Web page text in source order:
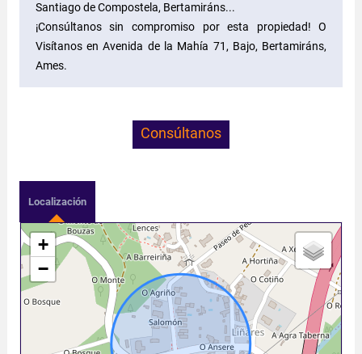
Santiago de Compostela, Bertamiráns...
¡Consúltanos sin compromiso por esta propiedad! O
Visítanos en Avenida de la Mahía 71, Bajo, Bertamiráns,
Ames.
Consúltanos
Localización
+
−